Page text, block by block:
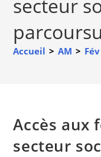
secteur
Accueil > AM > Fév
Accès aux
secteur